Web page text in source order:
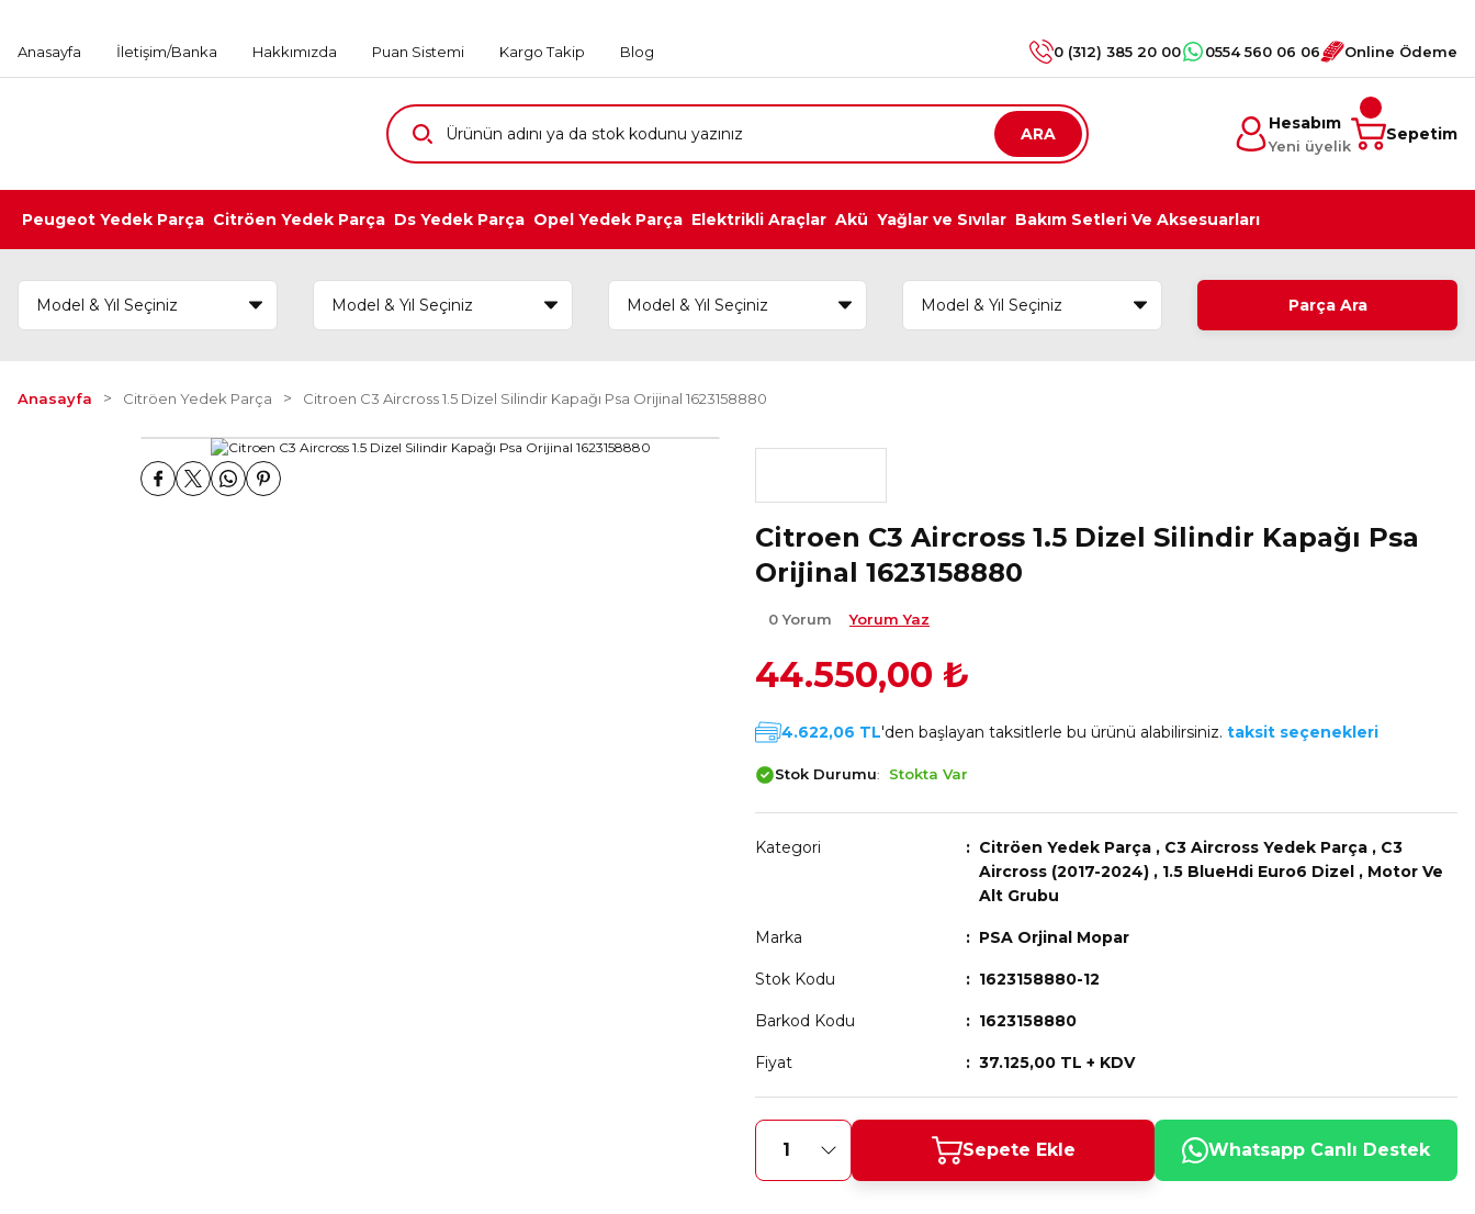
Anasayfa İletişim/Banka Hakkımızda Puan Sistemi Kargo Takip Blog 0 (312) 385 20 00 0554 560 06 06 Online Ödeme
ARA
Hesabım
Yeni üyelik
Sepetim
Peugeot Yedek Parça Citröen Yedek Parça Ds Yedek Parça Opel Yedek Parça Elektrikli Araçlar Akü Yağlar ve Sıvılar Bakım Setleri Ve Aksesuarları
Parça Ara
Anasayfa Citröen Yedek Parça Citroen C3 Aircross 1.5 Dizel Silindir Kapağı Psa Orijinal 1623158880
Citroen C3 Aircross 1.5 Dizel Silindir Kapağı Psa
Orijinal 1623158880
0 Yorum Yorum Yaz
44.550,00 ₺
4.622,06 TL'den başlayan taksitlerle bu ürünü alabilirsiniz. taksit seçenekleri
Stok Durumu Stokta Var
Kategori Citröen Yedek Parça , C3 Aircross Yedek Parça , C3
Aircross (2017-2024) , 1.5 BlueHdi Euro6 Dizel , Motor Ve
Alt Grubu
Marka PSA Orjinal Mopar
Stok Kodu 1623158880-12
Barkod Kodu 1623158880
Fiyat 37.125,00 TL + KDV
Sepete Ekle Whatsapp Canlı Destek